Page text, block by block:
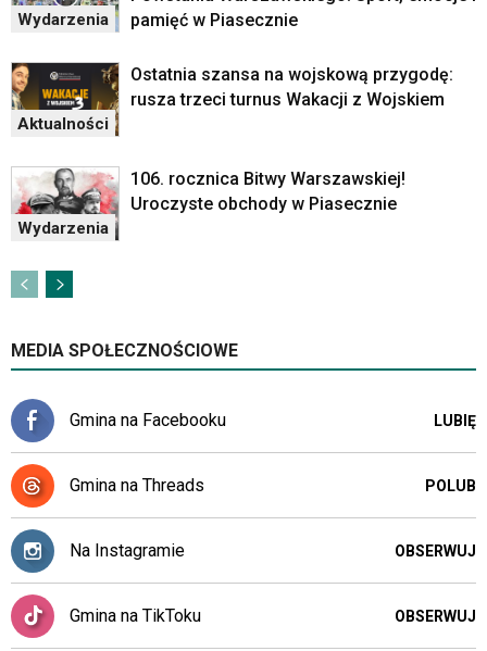
Wydarzenia
pamięć w Piasecznie
Aktualności
Ostatnia szansa na wojskową przygodę:
rusza trzeci turnus Wakacji z Wojskiem
Wydarzenia
106. rocznica Bitwy Warszawskiej!
Uroczyste obchody w Piasecznie
MEDIA SPOŁECZNOŚCIOWE
Gmina na Facebooku LUBIĘ
Gmina na Threads POLUB
Na Instagramie OBSERWUJ
Gmina na TikToku OBSERWUJ